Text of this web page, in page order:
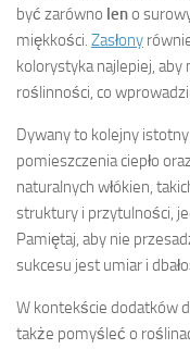
być zarówno leno
miękkości. Zasłony
kolorystyka najlepiej, aby
roślinności, co
Dywany to kolejny
pomieszczenia ciepło
naturalnych włókien,
struktury i przytulności,
Pamiętaj, aby nie
sukcesu jest umiar i
W kontekście dodatków
także pomyśleć o